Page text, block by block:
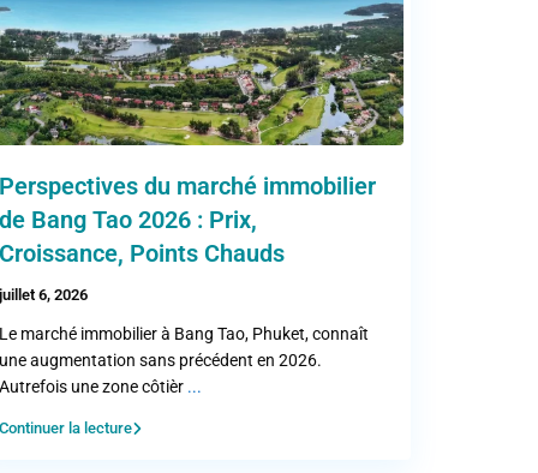
Perspectives du marché immobilier
de Bang Tao 2026 : Prix,
Croissance, Points Chauds
juillet 6, 2026
Le marché immobilier à Bang Tao, Phuket, connaît
une augmentation sans précédent en 2026.
Autrefois une zone côtièr ...
Continuer la lecture